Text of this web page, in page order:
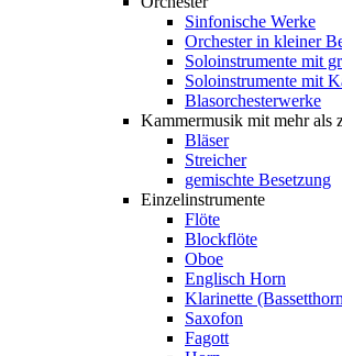
Sinfonische Werke
Orchester in kleiner
Soloinstrumente mit
Soloinstrumente mit
Blasorchesterwerke
Kammermusik mit mehr als
Bläser
Streicher
gemischte Besetzung
Einzelinstrumente
Flöte
Blockflöte
Oboe
Englisch Horn
Klarinette
Saxofon
Fagott